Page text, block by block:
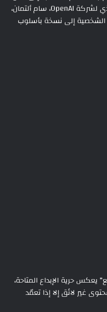
بأسلوب Ghibli. حتى الرئيس التنفيذي لشركة OpenAI، سام ألتمان،
الشخصية إلى نسخة بأسلوب
يعكس حرية الإبداع المتاحة،
غير لائق إلا إذا تعمّد